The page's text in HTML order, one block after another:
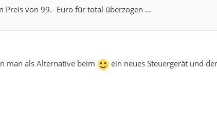
Preis von 99.- Euro für total überzogen ...
man als Alternative beim
ein neues Steuergerät und